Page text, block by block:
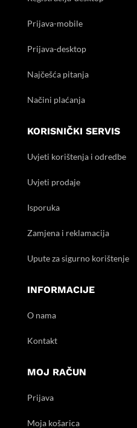
Prijava-mobile
Prijava-desktop
Najčešća pitanja
Načini plaćanja
KORISNIČKI SERVIS
Uvjeti korištenja i odredbe
Uvjeti prodaje
Isporuka
Zamjena i reklamacija
Upute za sigurno korištenje
INFORMACIJE
O nama
Kontakt
MOJ RAČUN
Prijava
Moja košarica